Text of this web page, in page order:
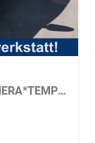
Selection 1.5 TSI DSG*ACC*PDC*KAMERA*TEMPOMAT*LED*SMARTLINK*KLIMA*RADIO*17-ZOLL